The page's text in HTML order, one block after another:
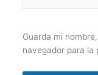
Guarda mi
navegador para la